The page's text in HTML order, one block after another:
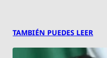
TAMBIÉN PUEDES LEER